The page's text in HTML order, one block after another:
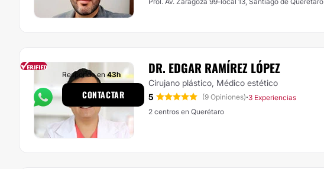
DR. EDGAR RAMÍREZ LÓPEZ
Cirujano plástico, Médico estético
5
(9 Opiniones)·3 Experiencias
2 centros en Querétaro
Responde en43h
CONTACTAR